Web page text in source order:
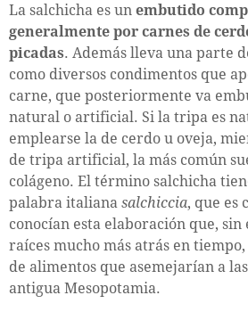
La salchicha es un embutido
generalmente por carnes de
picadas. Además lleva una parte
como diversos condimentos que
carne, que posteriormente va
natural o artificial. Si la tripa es
emplearse la de cerdo u oveja,
de tripa artificial, la más común
colágeno. El término salchicha
palabra italiana salchiccia, que es
conocían esta elaboración que, sin
raíces mucho más atrás en
de alimentos que asemejarían a
antigua Mesopotamia.